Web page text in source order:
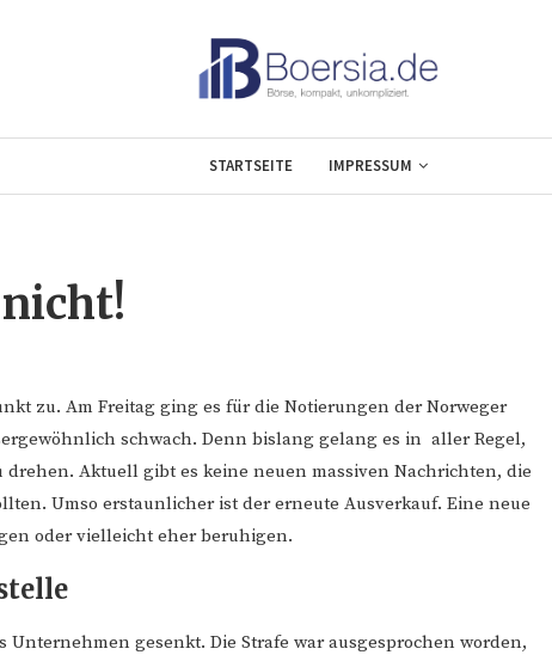
STARTSEITE IMPRESSUM
zu. Am Freitag ging es für die Notierungen der Norweger
schwach. Denn bislang gelang es in aller Regel,
drehen. Aktuell gibt es keine neuen massiven Nachrichten, die
Umso erstaunlicher ist der erneute Ausverkauf. Eine neue
oder vielleicht eher beruhigen.
gesenkt. Die Strafe war ausgesprochen worden,